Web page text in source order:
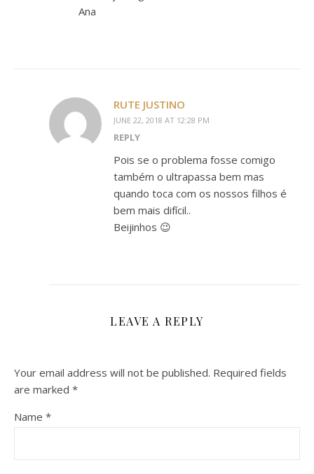
Ana
RUTE JUSTINO
JUNE 22, 2018 AT 12:28 PM
REPLY
Pois se o problema fosse comigo
também o ultrapassa bem mas
quando toca com os nossos filhos é
bem mais difícil..
Beijinhos 😉
LEAVE A REPLY
Your email address will not be published. Required fields
are marked *
Name *